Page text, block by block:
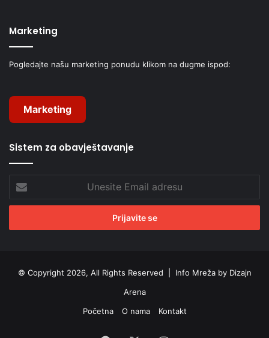
Marketing
Pogledajte našu marketing ponudu klikom na dugme ispod:
Marketing
Sistem za obavještavanje
Email
adresu
© Copyright 2026, All Rights Reserved | Info Mreža by Dizajn
Arena
Početna
O nama Kontakt